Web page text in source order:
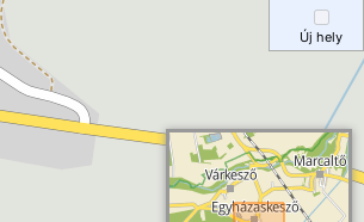
Új hely